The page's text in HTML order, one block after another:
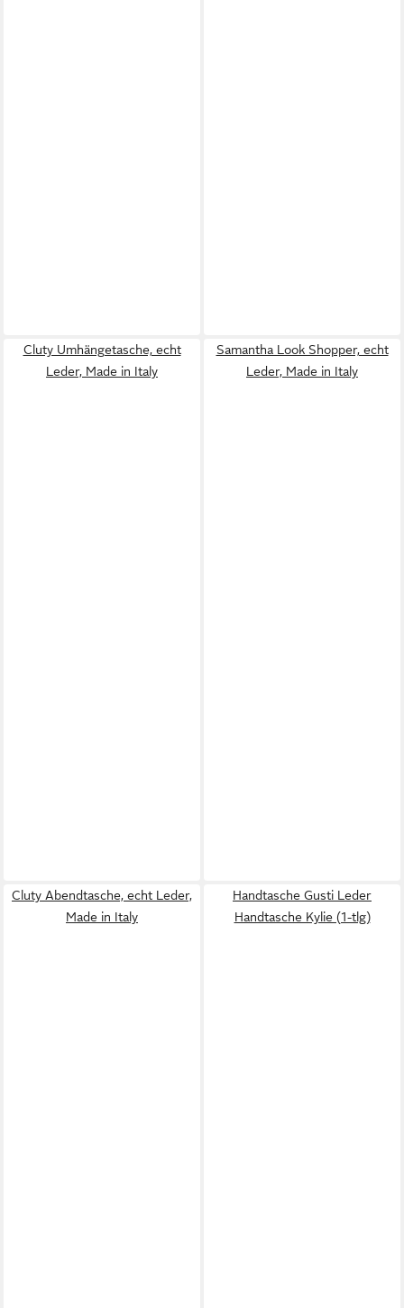
Cluty Umhängetasche, echt
Leder, Made in Italy
Samantha Look Shopper, echt
Leder, Made in Italy
Cluty Abendtasche, echt Leder,
Made in Italy
Handtasche Gusti Leder
Handtasche Kylie (1-tlg)